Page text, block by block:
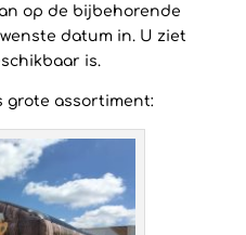
op de bijbehorende
datum in. U ziet
is.
grote assortiment: